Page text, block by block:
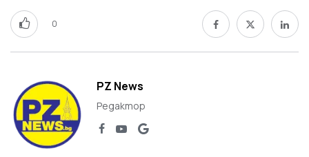
0
PZ News
Редактор